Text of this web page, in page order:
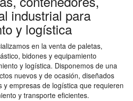
industrial para
y logística
en la venta de paletas,
bidones y equipamiento
y logística. Disponemos de una
nuevos y de ocasión, diseñados
y empresas de logística que requieren
y transporte eficientes.